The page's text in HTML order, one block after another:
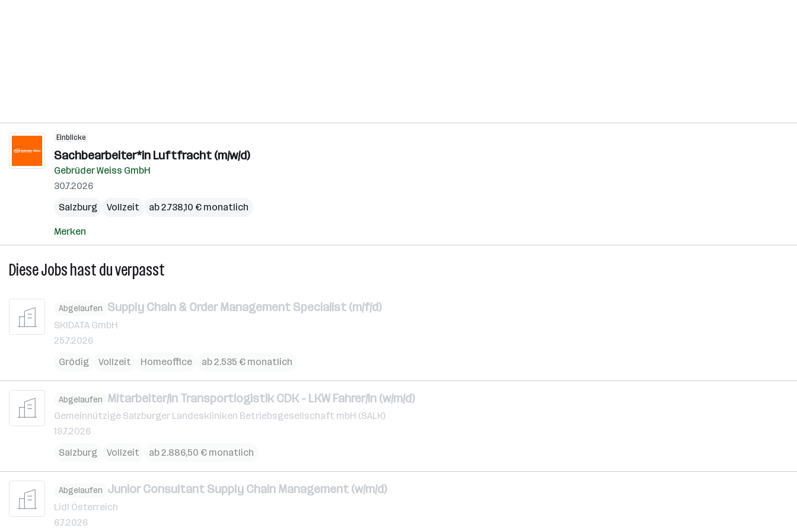
Einblicke
Sachbearbeiter*in Luftfracht (m/w/d)
Gebrüder Weiss GmbH
30.7.2026
Salzburg
Vollzeit ab 2.738,10 € monatlich
Merken
Diese Jobs hast du verpasst
Abgelaufen Supply Chain & Order Management Specialist (m/f/d)
SKIDATA GmbH
25.7.2026
Grödig
Vollzeit Homeoffice ab 2.535 € monatlich
Abgelaufen Mitarbeiter/in Transportlogistik CDK - LKW Fahrer/in (w/m/d)
Gemeinnützige Salzburger Landeskliniken Betriebsgesellschaft mbH (SALK)
19.7.2026
Salzburg
Vollzeit ab 2.886,50 € monatlich
Abgelaufen Junior Consultant Supply Chain Management (w/m/d)
Lidl Österreich
6.7.2026